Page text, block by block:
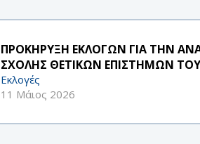
ΠΡΟΚΗΡΥΞΗ ΕΚΛΟΓΩΝ ΓΙΑ ΤΗΝ
ΣΧΟΛΗΣ ΘΕΤΙΚΩΝ ΕΠΙΣΤΗΜΩΝ ΤΟΥ
Εκλογές
11 Μάιος 2026